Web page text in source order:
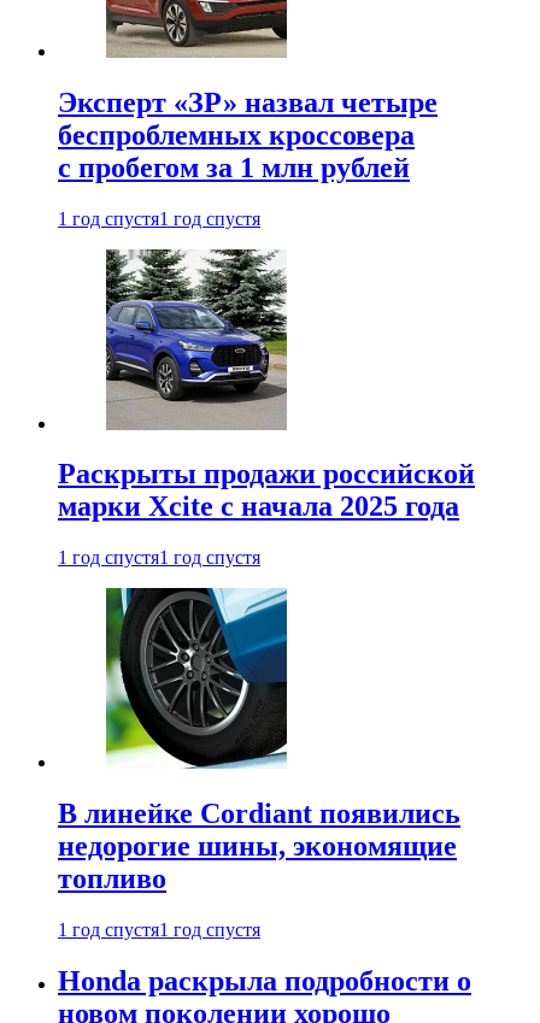
Эксперт «ЗР» назвал четыре
беспроблемных кроссовера
с пробегом за 1 млн рублей
1 год спустя1 год спустя
Раскрыты продажи российской
марки Xcite с начала 2025 года
1 год спустя1 год спустя
В линейке Cordiant появились
недорогие шины, экономящие
топливо
1 год спустя1 год спустя
Honda раскрыла подробности о
новом поколении хорошо